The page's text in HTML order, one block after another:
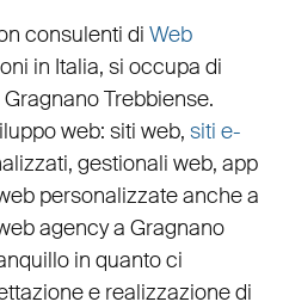
consulenti di Web
in Italia, si occupa di
Trebbiense.
web: siti web, siti e-
gestionali web, app
personalizzateanche a
agency a Gragnano
in quanto ci
e realizzazione di